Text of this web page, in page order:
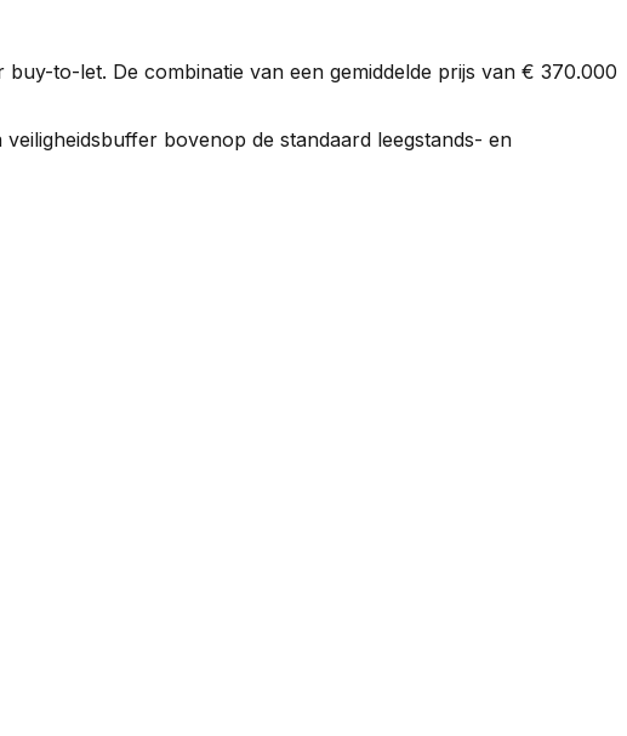
buy-to-let. De combinatie van een gemiddelde prijs van € 370.000
bovenop de standaard leegstands- en